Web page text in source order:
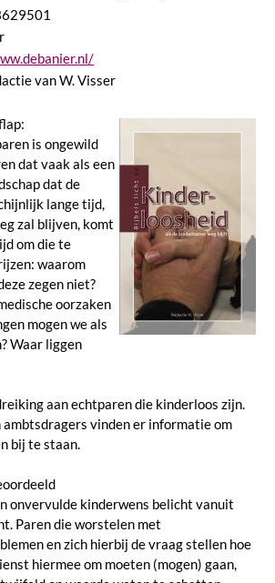
van W. Visser
is ongewild
dat vaak als een
dat de
lange tijd,
zal blijven, komt
om die te
waarom
zegen niet?
oorzaken
mogen we als
Waar liggen
aan echtparen die kinderloos zijn.
vinden er informatie om
bij te staan.
onvervulde kinderwens belicht vanuit
Paren die worstelen met
en zich hierbij de vraag stellen hoe
hiermee om moeten (mogen) gaan,